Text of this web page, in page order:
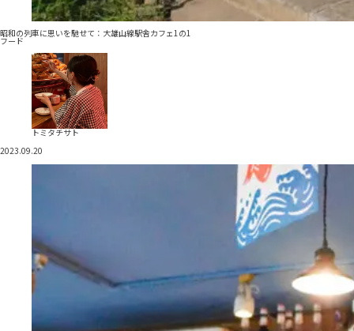
昭和の列車に思いを馳せて：大雄山線駅舎カフェ1の1
フード
トミタチサト
2023.09.20